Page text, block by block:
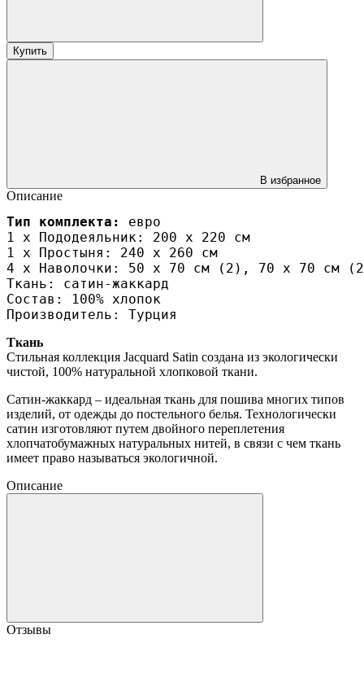
Купить
В избранное
Описание
Тип комплекта:
евро
1 х Пододеяльник: 200 х 220 см
1 х Простыня: 240 х 260 см
4 х Наволочки: 50 х 70 см (2), 70 х 70 см
Ткань: сатин-жаккард
Состав: 100% хлопок
Производитель: Турция
Ткань
Стильная коллекция Jacquard Satin создана из экологически
чистой, 100% натуральной хлопковой ткани.
Сатин-жаккард – идеальная ткань для пошива многих типов
изделий, от одежды до постельного белья. Технологически
сатин изготовляют путем двойного переплетения
хлопчатобумажных натуральных нитей, в связи с чем ткань
имеет право называться экологичной.
Описание
Отзывы